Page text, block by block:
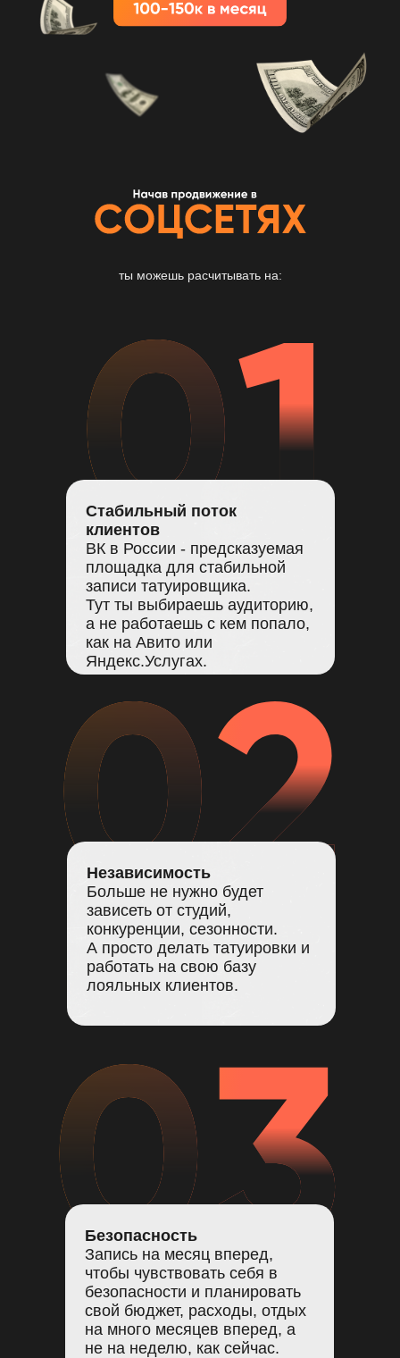
ты можешь расчитывать на:
Стабильный поток
клиентов
ВК в России - предсказуемая
площадка для стабильной
записи татуировщика.
Тут ты выбираешь аудиторию,
а не работаешь с кем попало,
как на Авито или
Яндекс.Услугах.
Независимость
Больше не нужно будет
зависеть от студий,
конкуренции, сезонности.
А просто делать татуировки и
работать на свою базу
лояльных клиентов.
Безопасность
Запись на месяц вперед,
чтобы чувствовать себя в
безопасности и планировать
свой бюджет, расходы, отдых
на много месяцев вперед, а
не на неделю, как сейчас.